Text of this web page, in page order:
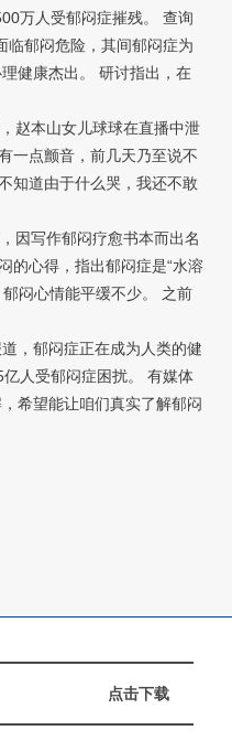
万人受郁闷症摧残。 查询
临郁闷危险，其间郁闷症为
健康杰出。 研讨指出，在
本山女儿球球在直播中泄
一点颤音，前几天乃至说不
知道由于什么哭，我还不敢
写作郁闷疗愈书本而出名
的心得，指出郁闷症是“水溶
闷心情能平缓不少。 之前
郁闷症正在成为人类的健
人受郁闷症困扰。 有媒体
希望能让咱们真实了解郁闷
点击下载